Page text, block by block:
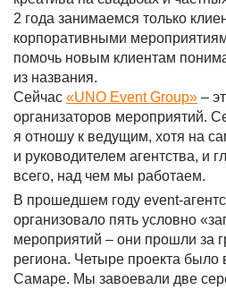
2 года занимаемся только
корпоративными
помочь новым клиентам
из названия.
Сейчас «UNO Event Group» –
организаторов мероприятий.
я отношу к ведущим, хотя на
и руководителем агентства, и
всего, над чем мы работаем.
В прошедшем году event-
организовало пять условно
мероприятий – они прошли за
региона. Четыре проекта
Самаре. Мы завоевали две